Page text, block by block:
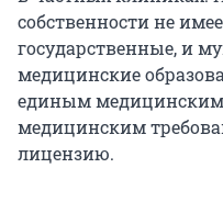
собственности не
государственные, и
медицинские
единым
медицинским
лицензию.